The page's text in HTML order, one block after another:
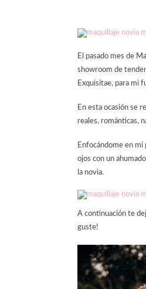
El pasado mes de
showroom de
Exquisitae, para mi
En esta ocasión se
reales, románticas,
Enfocándome en mi
ojos con un
la novia.
A continuación te
guste!